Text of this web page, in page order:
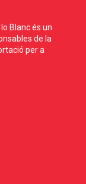
Blanc és un
de la
per a